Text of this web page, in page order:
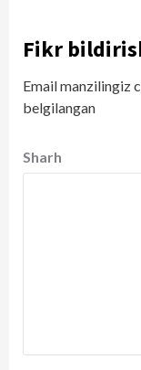
Fikr
Email manzilingiz
belgilangan
Sharh